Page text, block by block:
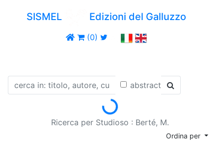
SISMEL Edizioni del Galluzzo
(0)
abstract
Loading...
Ricerca per Studioso : Berté, M.
Ordina per